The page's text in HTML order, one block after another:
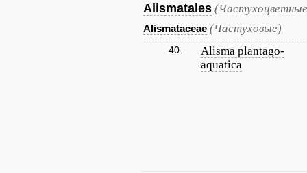
Alismatales
Alismataceae (Частуховые)
40.
Alisma plantago-
aquatica